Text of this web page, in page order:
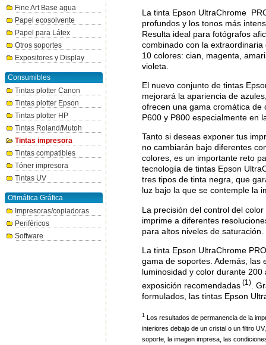
Fine Art Base agua
Papel ecosolvente
Papel para Látex
Otros soportes
Expositores y Display
Consumibles
Tintas plotter Canon
Tintas plotter Epson
Tintas plotter HP
Tintas Roland/Mutoh
Tintas impresora
Tintas compatibles
Tóner impresora
Tintas UV
Ofimática Gráfica
Impresoras/copiadoras
Periféricos
Software
La tinta Epson UltraChrome
profundos y los tonos más
Resulta ideal para fotógrafos
combinado con la
10 colores: cian, magenta,
violeta.
El nuevo conjunto de tintas
mejorará la apariencia de
ofrecen una gama cromática de
P600 y P800 especialmente en
Tanto si deseas exponer tus
no cambiarán bajo diferentes
colores, es un importante reto
tecnología de tintas Epson
tres tipos de tinta negra, que
luz bajo la que se contemple la
La precisión del control del
imprime a diferentes
para altos niveles de saturación.
La tinta Epson UltraChrome
gama de soportes. Además, las
luminosidad y color durante
exposición recomendadas (1).
formulados, las tintas Epson
1Los resultados de permanencia de la
interiores debajo de un cristal o un filtro
soporte, la imagen impresa, las